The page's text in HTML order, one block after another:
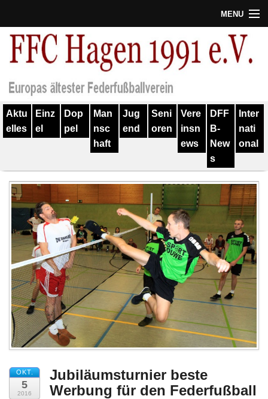
MENU
Termine
Verein
Geschichte
Training
Spieler
Kontakt
Links
Impressum
Aktu
elles
Einz
el
Dop
pel
Man
nsc
haft
Jug
end
Seni
oren
Vere
insn
ews
DFF
B-
New
s
Inter
nati
onal
OKT.
5
2016
Jubiläumsturnier beste
Werbung für den Federfußball